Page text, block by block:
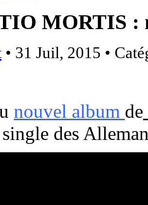
MORTIS :
• 31 Juil, 2015 •
nouvel album de
des